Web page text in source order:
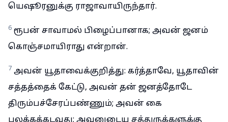
யெஷூரனுக்கு ராஜாவாயிருந்தார்.
6 ரூபன் சாவாமல் பிழைப்பானாக; அவன் ஜனம்
கொஞ்சமாயிராது என்றான்.
7 அவன் யூதாவைக்குறித்து: கர்த்தாவே, யூதாவின்
சத்தத்தைக் கேட்டு, அவன் தன் ஜனத்தோடே
திரும்பச்சேரப்பண்ணும்; அவன் கை
பலக்கக்கடவது; அவனுடைய சத்துருக்களுக்கு